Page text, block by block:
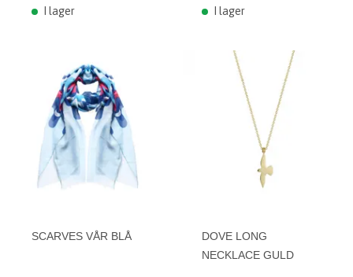
I lager I lager
SCARVES VÅR BLÅ
DOVE LONG
NECKLACE GULD